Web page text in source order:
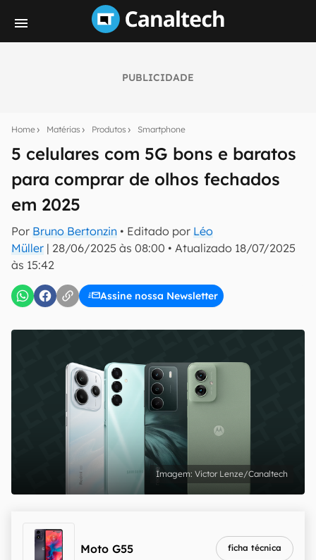
PUBLICIDADE
Home Matérias Produtos Smartphone
5 celulares com 5G bons e baratos
para comprar de olhos fechados
em 2025
Por Bruno Bertonzin • Editado por Léo
Müller | 28/06/2025 às 08:00 • Atualizado 18/07/2025
às 15:42
Assine nossa Newsletter
notícias e reviews sobre tecnologia em primeira
mão.
E-mail
inscreva-se
Uso e Política de Privacidade do Canaltech.
Victor Lenze/Canaltech
Moto G55 ficha técnica